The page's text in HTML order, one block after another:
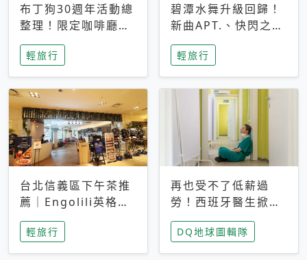
布丁狗30週年活動總
整理！限定咖啡廳、
生日派對到路跑活動
一次看
輕旅行
碧潭水舞升級回歸！
新曲APT.、快閃之夜
到飛板秀，初夏夜遊
亮點一次看
輕旅行
台北信義區下午茶推
薦｜Engolili英格莉
莉統一時代店，花園
秘境雙人套餐必拍熔
岩鬆餅塔
輕旅行
再也受不了低薪過
勞！西班牙醫生掀罷
工潮、近四成護理師
想離職 但外國醫生
能解決問題嗎？
DQ地球圖輯隊